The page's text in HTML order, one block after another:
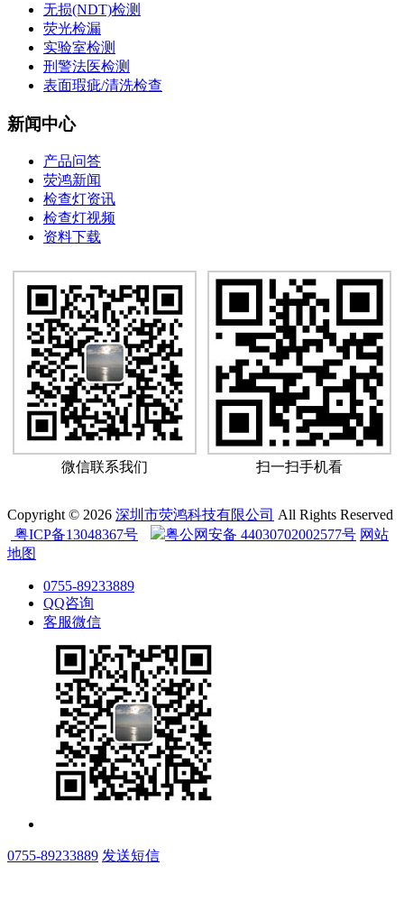
无损(NDT)检测
荧光检漏
实验室检测
刑警法医检测
表面瑕疵/清洗检查
新闻中心
产品问答
荧鸿新闻
检查灯资讯
检查灯视频
资料下载
微信联系我们 扫一扫手机看
Copyright © 2026 深圳市荧鸿科技有限公司 All Rights Reserved
粤ICP备13048367号
粤公网安备 44030702002577号 网站
地图
0755-89233889
QQ咨询
客服微信
0755-89233889 发送短信